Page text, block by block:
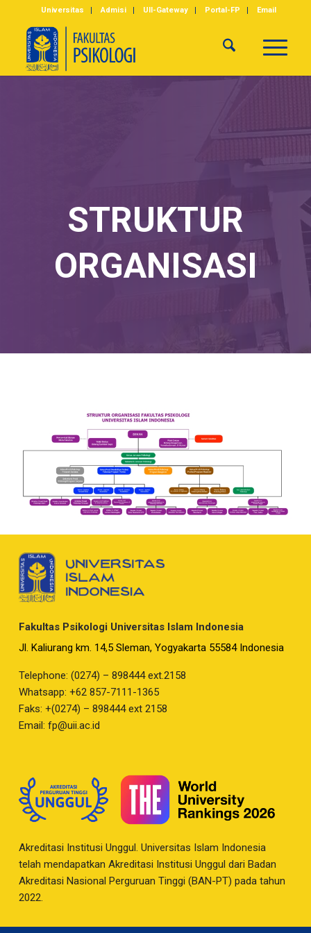
Universitas Admisi UII-Gateway Portal-FP Email
STRUKTUR
ORGANISASI
Fakultas Psikologi Universitas Islam Indonesia
Jl. Kaliurang km. 14,5 Sleman, Yogyakarta 55584 Indonesia
Telephone: (0274) – 898444 ext.2158
Whatsapp: +62 857-7111-1365
Faks: +(0274) – 898444 ext 2158
Email: fp@uii.ac.id
Akreditasi Institusi Unggul. Universitas Islam Indonesia
telah mendapatkan Akreditasi Institusi Unggul dari Badan
Akreditasi Nasional Perguruan Tinggi (BAN-PT) pada tahun
2022.